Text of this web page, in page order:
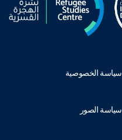
سياسة الخصوصية
سياسة الصور